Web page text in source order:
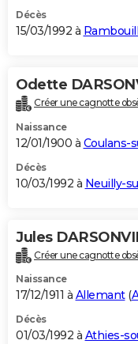
Décès
15/03/1992 à
Odette
Créer une cagnotte
Naissance
12/01/1900 à Coulans-
Décès
10/03/1992 à Neuilly-
Jules
Créer une cagnotte
Naissance
17/12/1911 à Allemant(
Décès
01/03/1992 à Athies-